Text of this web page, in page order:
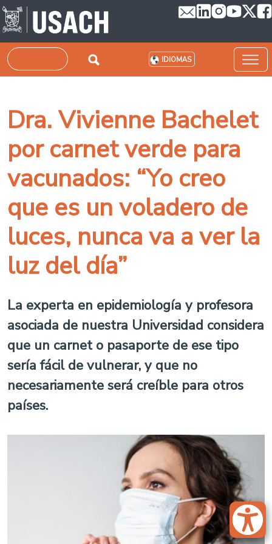
Pasar al contenido principal
Buscar IDIOMAS
Dra. Vivienne Bachelet
por carnet verde para
vacunados: “Yo creo
que es un voladero de
luces, nunca va a ver la
luz del día”
La experta en epidemiología y profesora
asociada de nuestra Universidad considera
que un carnet o pasaporte de ese tipo
sería fácil de vulnerar, y que no
necesariamente será creíble para otros
países.